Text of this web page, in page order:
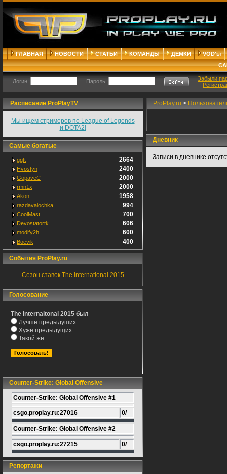
ГЛАВНАЯ НОВОСТИ СТАТЬИ КОМАНДЫ ДЕМКИ
VOD'ы
Логин: Пароль:
Забыли
Расписание ProPlayTV
Мы ищем стримеров по League of Legends
и DOTA2!
Самые богатые
ggtt 2664
Hvostyn 2400
GopaveC 2000
rmn1x 2000
Akon 1958
razdavalochka 994
CoolMast 700
Devostatortk 606
modify2h 600
Boevik 400
События ProPlay.ru
Сезон ставок The International 2015
Голосование
The Internaitonal 2015 был
Лучше предыдуших
Хуже предыдущих
Такой же
Counter-Strike: Global Offensive
Counter-Strike: Global Offensive #1
csgo.proplay.ru:27016 0/
Counter-Strike: Global Offensive #2
csgo.proplay.ru:27215 0/
Репортажи
ProPlay.ru >
Дневник
Записи в дневнике